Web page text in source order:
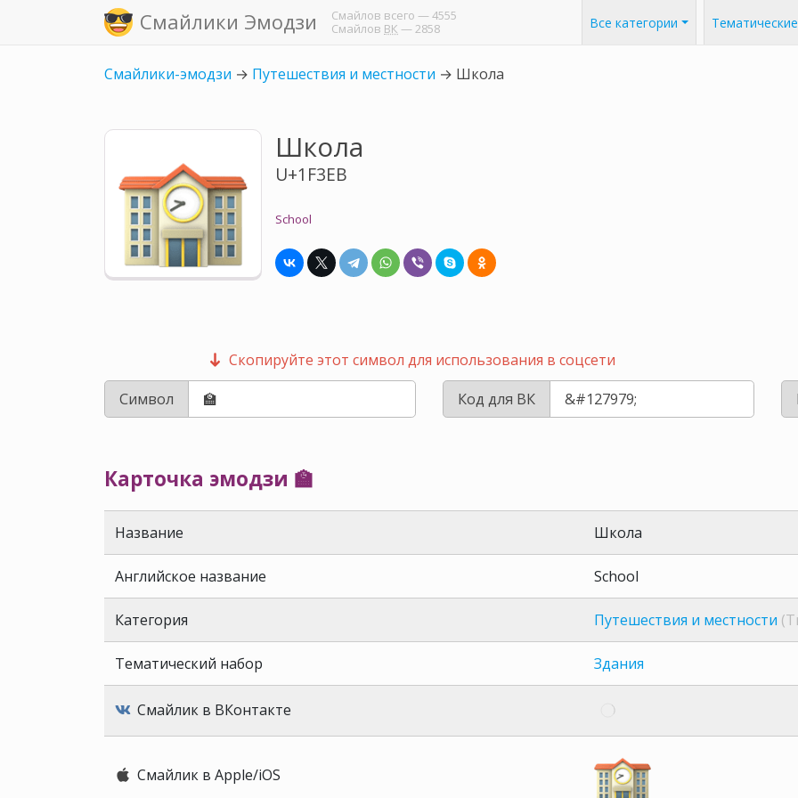
Смайлики Эмодзи Смайлов всего — 4555
Смайлов ВК — 2858 Все категории
Смайлики-эмодзи → Путешествия и местности → Школа
Школа
U+1F3EB
School
Скопируйте этот символ для использования в соцсети
Символ
Код для ВК
Карточка эмодзи 🏫
Название Школа
Английское название School
Категория Путешествия и местности
Тематический набор Здания
Смайлик в ВКонтакте
Смайлик в Apple/iOS